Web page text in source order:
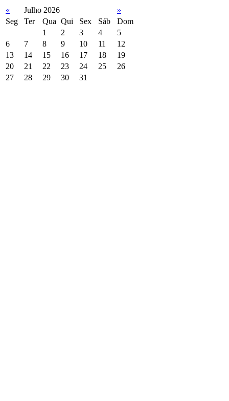
« Julho 2026
»
Seg
Ter Qua Qui Sex Sáb
Dom
1
2 3 4
5
6
7 8 9 10 11
12
13
14 15 16 17 18
19
20
21 22 23 24 25
26
27
28 29 30 31